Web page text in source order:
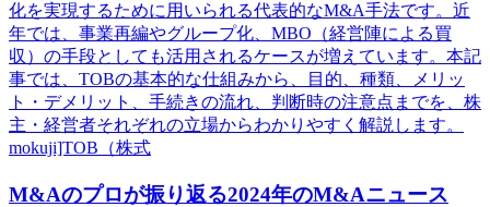
化を実現するために用いられる代表的なM&A手法です。近
年では、事業再編やグループ化、MBO（経営陣による買
収）の手段としても活用されるケースが増えています。本記
事では、TOBの基本的な仕組みから、目的、種類、メリッ
ト・デメリット、手続きの流れ、判断時の注意点までを、株
主・経営者それぞれの立場からわかりやすく解説します。
mokuji]TOB（株式
M&Aのプロが振り返る2024年のM&Aニュース